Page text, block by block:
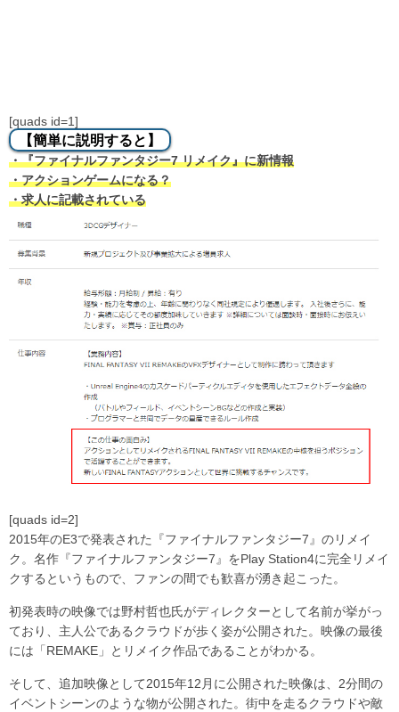
[quads id=1]
【簡単に説明すると】
・『ファイナルファンタジー7 リメイク』に新情報
・アクションゲームになる？
・求人に記載されている
[quads id=2]
2015年のE3で発表された『ファイナルファンタジー7』のリメイ
ク。名作『ファイナルファンタジー7』をPlay Station4に完全リメイ
クするというもので、ファンの間でも歓喜が湧き起こった。
初発表時の映像では野村哲也氏がディレクターとして名前が挙がっ
ており、主人公であるクラウドが歩く姿が公開された。映像の最後
には「REMAKE」とリメイク作品であることがわかる。
そして、追加映像として2015年12月に公開された映像は、2分間の
イベントシーンのような物が公開された。街中を走るクラウドや敵